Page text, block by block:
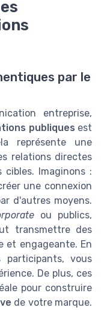
par le
entreprise,
publiques est
représente une
relations directes
Imaginons :
une connexion
d'autres moyens.
ou publics,
transmettre des
et engageante. En
vous
De plus, ces
pour construire
de votre marque.